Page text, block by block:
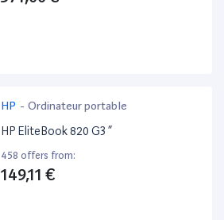
HP - Ordinateur portable
HP EliteBook 820 G3 ”
458 offers from:
149,11 €